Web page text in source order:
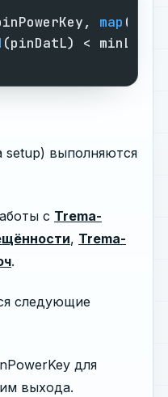
map (
(pinDatL) < minL) {
setup) выполняются
с Trema-
, Trema-
.
следующие
для
выхода.